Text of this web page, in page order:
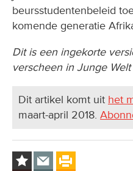
beursstudentenbeleid
komende generatie
Dit is een ingekorte
verscheen in Junge
Dit artikel komt uit het
maart-april 2018.